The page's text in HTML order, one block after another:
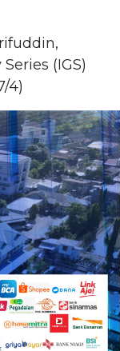
(IGS)
4)